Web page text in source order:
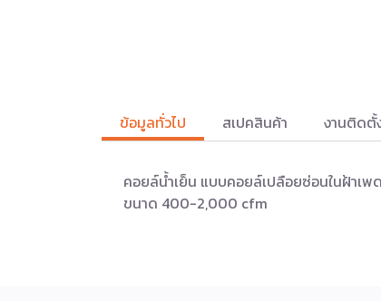
ข้อมูลทั่วไป สเปคสินค้า งานติดตั้
คอยล์น้ำเย็น แบบคอยล์เปลือยซ่อนในฝ้าเ
ขนาด 400-2,000 cfm